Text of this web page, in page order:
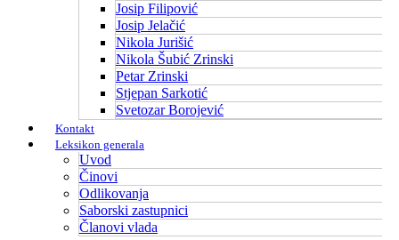
Josip Filipović
Josip Jelačić
Nikola Jurišić
Nikola Šubić Zrinski
Petar Zrinski
Stjepan Sarkotić
Svetozar Borojević
Kontakt
Leksikon generala
Uvod
Činovi
Odlikovanja
Saborski zastupnici
Članovi vlada